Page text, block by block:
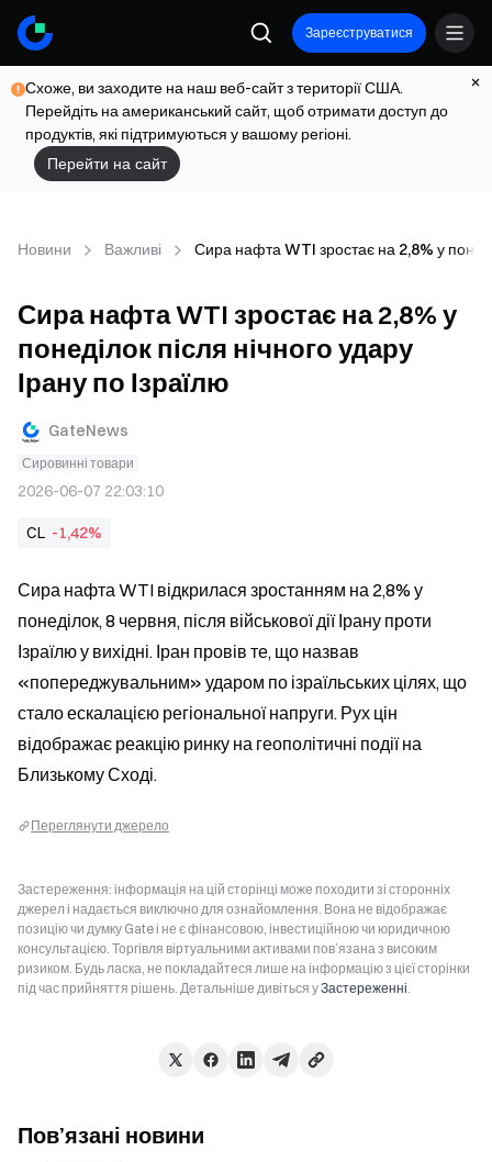
Зареєструватися
Схоже, ви заходите на наш веб-сайт з території США.
Перейдіть на американський сайт, щоб отримати доступ до
продуктів, які підтримуються у вашому регіоні.
Перейти на сайт
Новини Важливі Сира нафта WTI зростає на 2,8% у
Сира нафта WTI зростає на 2,8% у
понеділок після нічного удару
Ірану по Ізраїлю
GateNews
Сировинні товари
2026-06-07 22:03:10
CL -1,42%
Сира нафта WTI відкрилася зростанням на 2,8% у
понеділок, 8 червня, після військової дії Ірану проти
Ізраїлю у вихідні. Іран провів те, що назвав
«попереджувальним» ударом по ізраїльських цілях, що
стало ескалацією регіональної напруги. Рух цін
відображає реакцію ринку на геополітичні події на
Близькому Сході.
Переглянути джерело
Застереження: інформація на цій сторінці може походити зі сторонніх
джерел і надається виключно для ознайомлення. Вона не відображає
позицію чи думку Gate і не є фінансовою, інвестиційною чи юридичною
консультацією. Торгівля віртуальними активами пов’язана з високим
ризиком. Будь ласка, не покладайтеся лише на інформацію з цієї сторінки
під час прийняття рішень. Детальніше дивіться уЗастереженні.
Пов’язані новини